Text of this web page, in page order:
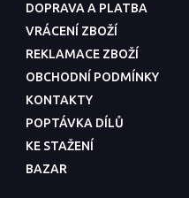
DOPRAVA A PLATBA
VRÁCENÍ ZBOŽÍ
REKLAMACE ZBOŽÍ
OBCHODNÍ PODMÍNKY
KONTAKTY
POPTÁVKA DÍLŮ
KE STAŽENÍ
BAZAR